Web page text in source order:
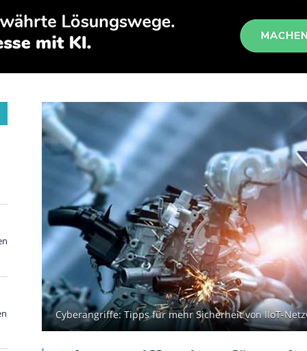
Cyberangriffe: Tipps für mehr Sicherheit von IIoT-